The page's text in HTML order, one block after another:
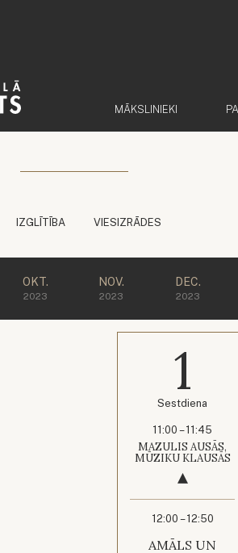
MĀKSLINIEKI
IZGLĪTĪBA VIESIZRĀDES
OKT.
2023
NOV.
2023
DEC.
2023
1
Sestdiena
11:00 – 11:45
MAZULIS AUSĀS,
MŪZIKU KLAUSĀS
12:00 – 12:50
AMĀLS UN